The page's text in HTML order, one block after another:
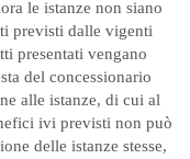
le istanze non siano
previsti dalle vigenti
presentati vengano
del concessionario
alle istanze, di cui al
ivi previsti non può
delle istanze stesse,